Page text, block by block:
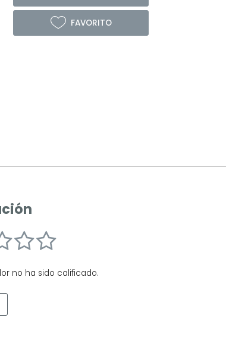
FAVORITO
no ha sido calificado.